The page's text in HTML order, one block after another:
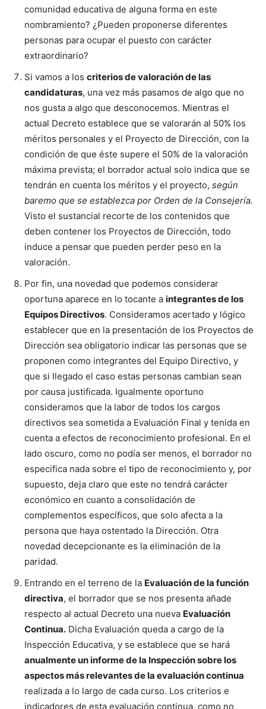
comunidad educativa de alguna forma en este
nombramiento? ¿Pueden proponerse diferentes
personas para ocupar el puesto con carácter
extraordinario?
Si vamos a los criterios de valoración de las
candidaturas, una vez más pasamos de algo que no
nos gusta a algo que desconocemos. Mientras el
actual Decreto establece que se valorarán al 50% los
méritos personales y el Proyecto de Dirección, con la
condición de que éste supere el 50% de la valoración
máxima prevista; el borrador actual solo indica que se
tendrán en cuenta los méritos y el proyecto, según
baremo que se establezca por Orden de la Consejería.
Visto el sustancial recorte de los contenidos que
deben contener los Proyectos de Dirección, todo
induce a pensar que pueden perder peso en la
valoración.
Por fin, una novedad que podemos considerar
oportuna aparece en lo tocante a integrantes de los
Equipos Directivos. Consideramos acertado y lógico
establecer que en la presentación de los Proyectos de
Dirección sea obligatorio indicar las personas que se
proponen como integrantes del Equipo Directivo, y
que si llegado el caso estas personas cambian sean
por causa justificada. Igualmente oportuno
consideramos que la labor de todos los cargos
directivos sea sometida a Evaluación Final y tenida en
cuenta a efectos de reconocimiento profesional. En el
lado oscuro, como no podía ser menos, el borrador no
especifica nada sobre el tipo de reconocimiento y, por
supuesto, deja claro que este no tendrá carácter
económico en cuanto a consolidación de
complementos específicos, que solo afecta a la
persona que haya ostentado la Dirección. Otra
novedad decepcionante es la eliminación de la
paridad.
Entrando en el terreno de la Evaluación de la función
directiva, el borrador que se nos presenta añade
respecto al actual Decreto una nueva Evaluación
Continua. Dicha Evaluación queda a cargo de la
Inspección Educativa, y se establece que se hará
anualmente un informe de la Inspección sobre los
aspectos más relevantes de la evaluación continua
realizada a lo largo de cada curso. Los criterios e
indicadores de esta evaluación continua, como no